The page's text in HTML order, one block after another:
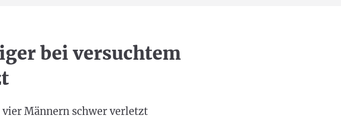
bei versuchtem
Männern schwer verletzt